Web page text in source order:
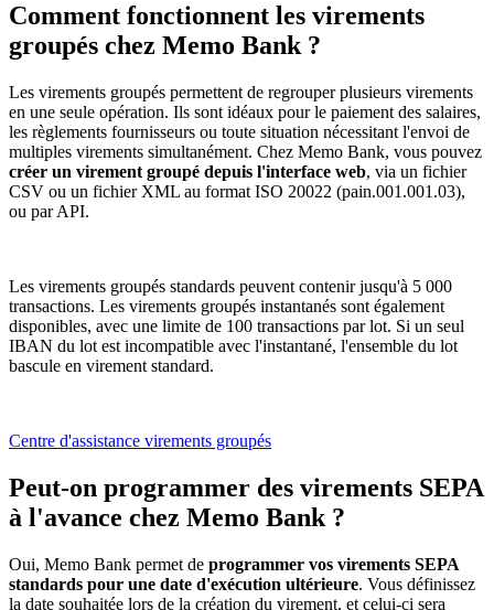
Comment fonctionnent les virements
groupés chez Memo Bank ?
Les virements groupés permettent de regrouper plusieurs virements
en une seule opération. Ils sont idéaux pour le paiement des salaires,
les règlements fournisseurs ou toute situation nécessitant l'envoi de
multiples virements simultanément. Chez Memo Bank, vous pouvez
créer un virement groupé depuis l'interface web, via un fichier
CSV ou un fichier XML au format ISO 20022 (pain.001.001.03),
ou par API.
Les virements groupés standards peuvent contenir jusqu'à 5 000
transactions. Les virements groupés instantanés sont également
disponibles, avec une limite de 100 transactions par lot. Si un seul
IBAN du lot est incompatible avec l'instantané, l'ensemble du lot
bascule en virement standard.
Centre d'assistance virements groupés
Peut-on programmer des virements SEPA
à l'avance chez Memo Bank ?
Oui, Memo Bank permet de programmer vos virements SEPA
standards pour une date d'exécution ultérieure. Vous définissez
la date souhaitée lors de la création du virement, et celui-ci sera